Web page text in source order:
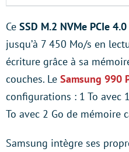
Ce SSD M.2 NVMe PCIe 4.0
jusqu’à 7 450 Mo/s en
écriture grâce à sa
couches. Le Samsung 990
configurations : 1 To avec
To avec 2 Go de mémoire
Samsung intègre ses